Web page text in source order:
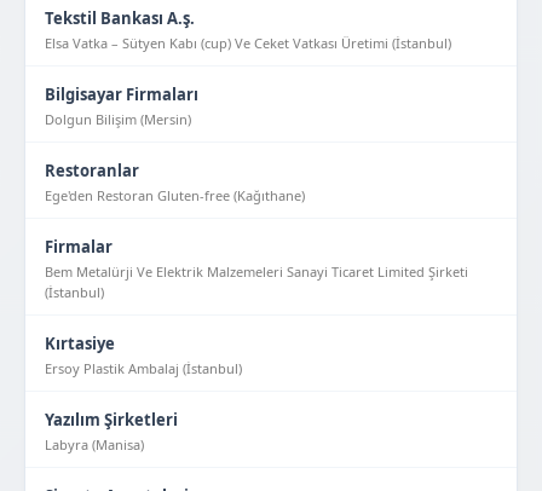
Tekstil Bankası A.ş.
Elsa Vatka – Sütyen Kabı (cup) Ve Ceket Vatkası Üretimi (İstanbul)
Bilgisayar Firmaları
Dolgun Bilişim (Mersin)
Restoranlar
Ege'den Restoran Gluten-free (Kağıthane)
Firmalar
Bem Metalürji Ve Elektrik Malzemeleri Sanayi Ticaret Limited Şirketi
(İstanbul)
Kırtasiye
Ersoy Plastik Ambalaj (İstanbul)
Yazılım Şirketleri
Labyra (Manisa)